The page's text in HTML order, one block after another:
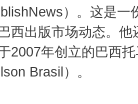
）。这是一
西出版市场动态。
2007年创立的巴西
Brasil）。